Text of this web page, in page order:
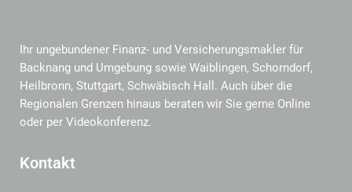
Ihr ungebundener Finanz- und Versicherungsmakler für
Backnang und Umgebung sowie Waiblingen, Schorndorf,
Heilbronn, Stuttgart, Schwäbisch Hall. Auch über die
Regionalen Grenzen hinaus beraten wir Sie gerne Online
oder per Videokonferenz.
Kontakt